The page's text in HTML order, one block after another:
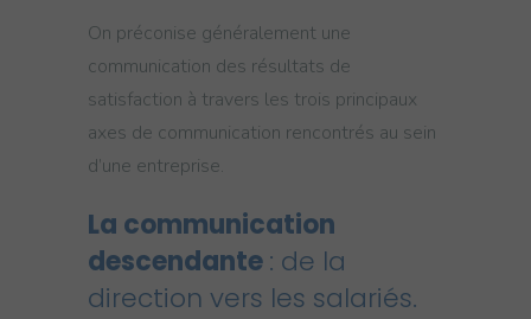
On préconise généralement une
communication des résultats de
satisfaction à travers les trois principaux
axes de communication rencontrés au sein
d’une entreprise.
La communication
descendante: de la
direction vers les salariés.